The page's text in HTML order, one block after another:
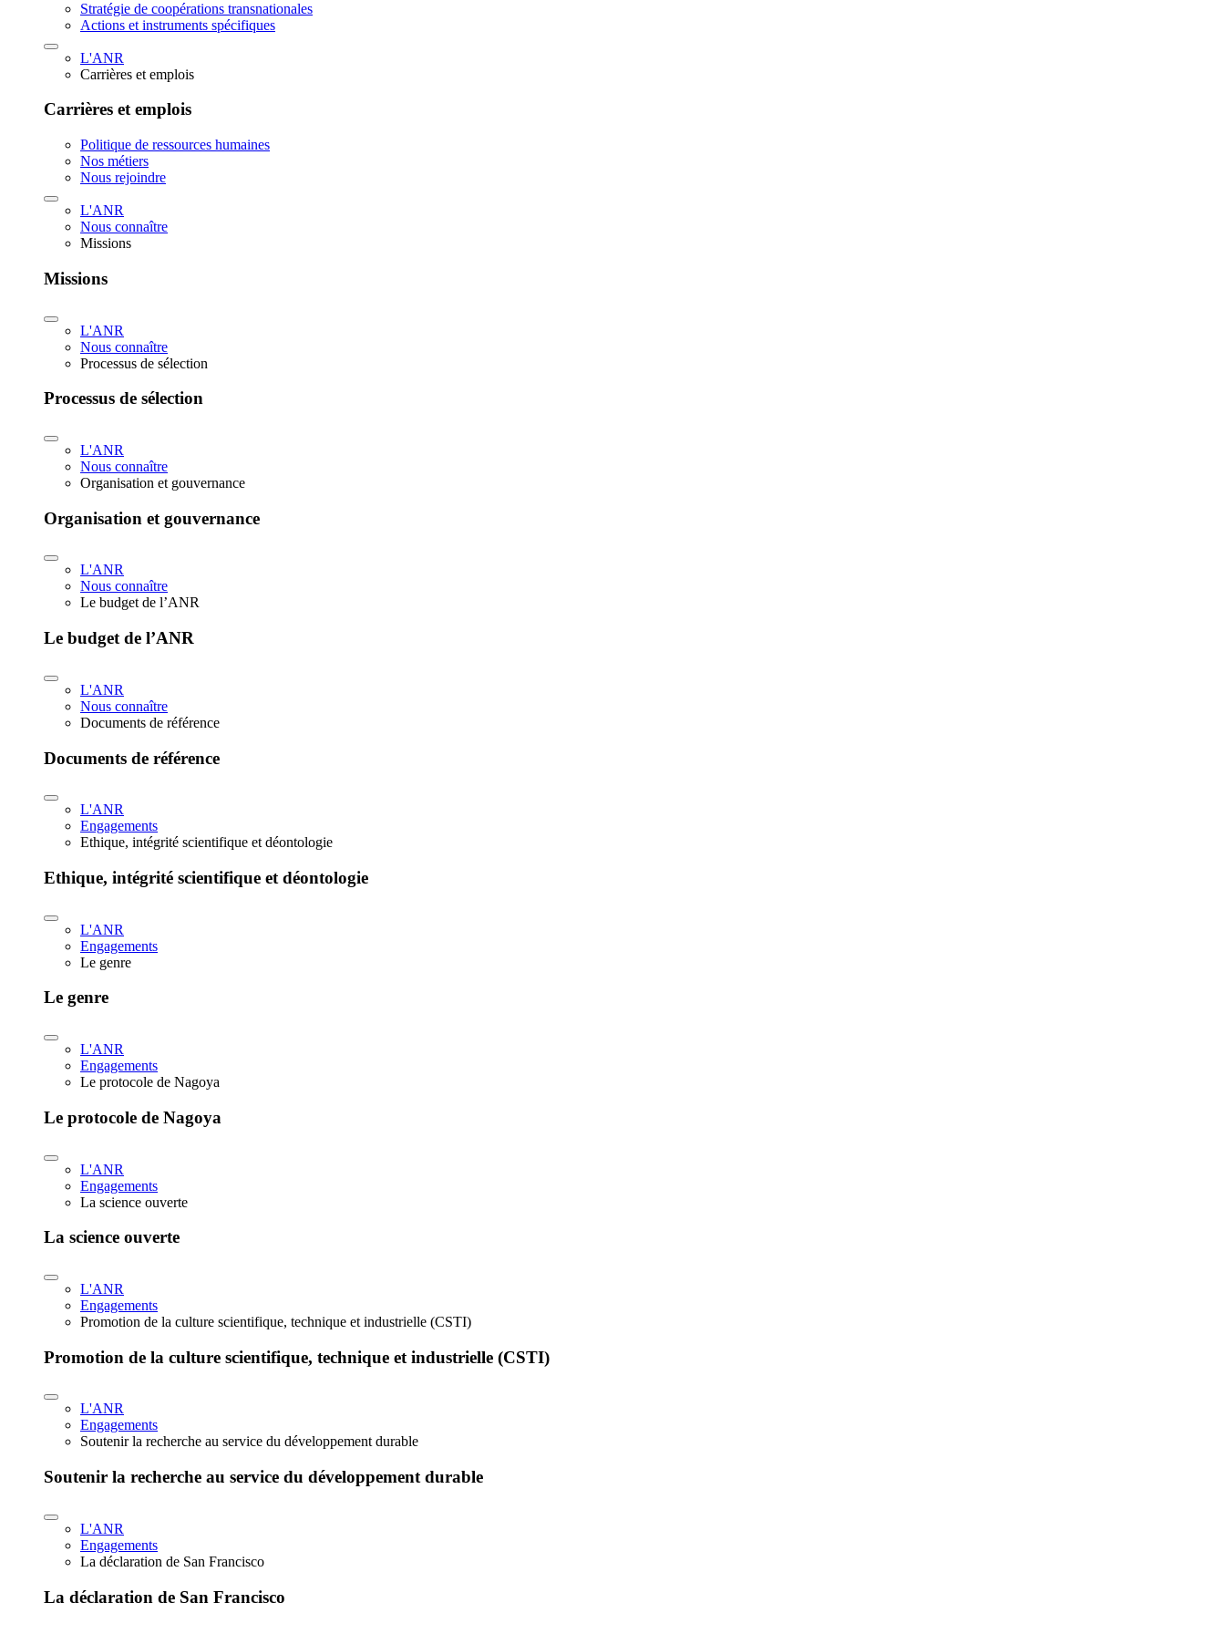
Stratégie de coopérations transnationales
Actions et instruments spécifiques
L'ANR
Carrières et emplois
Carrières et emplois
Politique de ressources humaines
Nos métiers
Nous rejoindre
L'ANR
Nous connaître
Missions
Missions
L'ANR
Nous connaître
Processus de sélection
Processus de sélection
L'ANR
Nous connaître
Organisation et gouvernance
Organisation et gouvernance
L'ANR
Nous connaître
Le budget de l’ANR
Le budget de l’ANR
L'ANR
Nous connaître
Documents de référence
Documents de référence
L'ANR
Engagements
Ethique, intégrité scientifique et déontologie
Ethique, intégrité scientifique et déontologie
L'ANR
Engagements
Le genre
Le genre
L'ANR
Engagements
Le protocole de Nagoya
Le protocole de Nagoya
L'ANR
Engagements
La science ouverte
La science ouverte
L'ANR
Engagements
Promotion de la culture scientifique, technique et industrielle (CSTI)
Promotion de la culture scientifique, technique et industrielle (CSTI)
L'ANR
Engagements
Soutenir la recherche au service du développement durable
Soutenir la recherche au service du développement durable
L'ANR
Engagements
La déclaration de San Francisco
La déclaration de San Francisco